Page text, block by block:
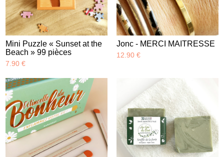
Mini Puzzle « Sunset at the
Beach » 99 pièces
7.90 €
Jonc - MERCI MAITRESSE
12.90 €